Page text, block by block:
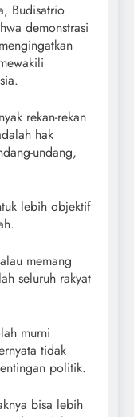
Budisatrio
demonstrasi
rekan-rekan
hak
undang,
lebih objektif
memang
seluruh rakyat
murni
tidak
politik.
bisa lebih